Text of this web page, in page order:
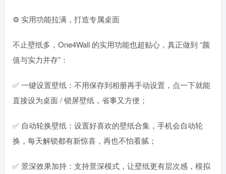
⚙️ 实用功能拉满，打造专属桌面
不止壁纸多，One4Wall 的实用功能也超贴心，真正做到 “颜
值与实力并存”：
✅ 一键设置壁纸：不用保存到相册再手动设置，点一下就能
直接设为桌面 / 锁屏壁纸，省事又方便；
✅ 自动轮换壁纸：设置好喜欢的壁纸合集，手机会自动轮
换，每天解锁都有新惊喜，再也不怕看腻；
✅ 景深效果加持：支持景深模式，让壁纸更有层次感，模拟